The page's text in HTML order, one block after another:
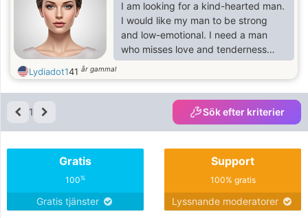
I am looking for a kind-hearted man.
I would like my man to be strong
and low-emotional. I need a man
who misses love and tenderness
very much.
Lydiadot141 år gammal
1 Sök efter kriterier
Gratis
100%
Gratis tjänster
Support
100% gratis
Lyssnande moderatorer